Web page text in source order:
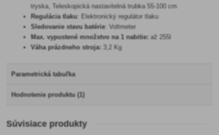
tryska, Teleskopická nastavitelná trubka 55-100 cm
Regulácia tlaku : Elektronický regulátor tlaku
Sledovanie stavu batérie: Voltmeter
Max. vypustené množstvo na 1 nabitie: až 255l
Váha prázdneho stroja: 3,2 Kg
Parametrická tabuľka
Hodnotenie produktu (1)
Súvisiace produkty